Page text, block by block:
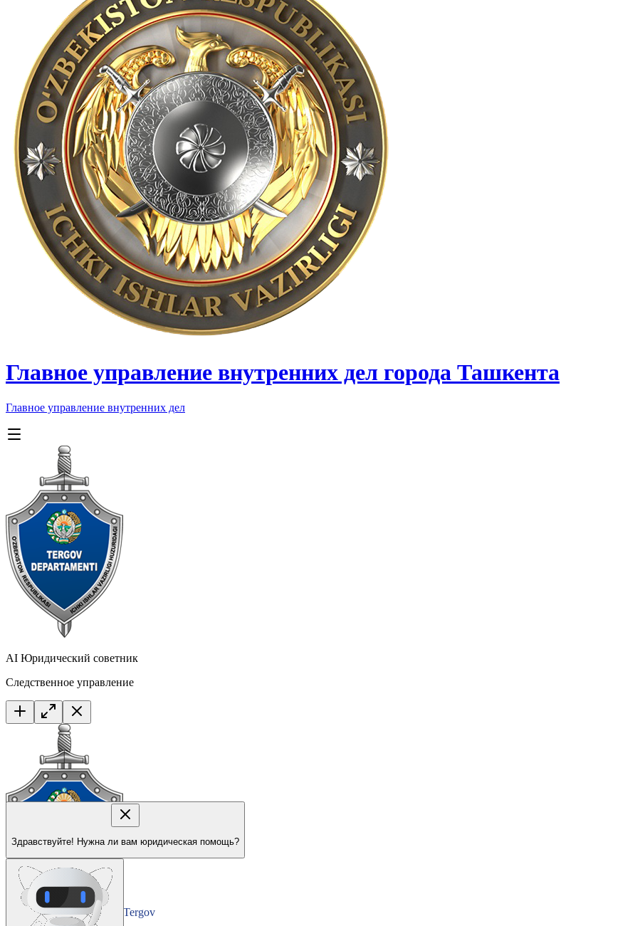
Главное управление внутренних дел города Ташкента
Главное управление внутренних дел
AI Юридический советник
Следственное управление
Tergov
Здравствуйте! Нужна ли вам юридическая помощь?